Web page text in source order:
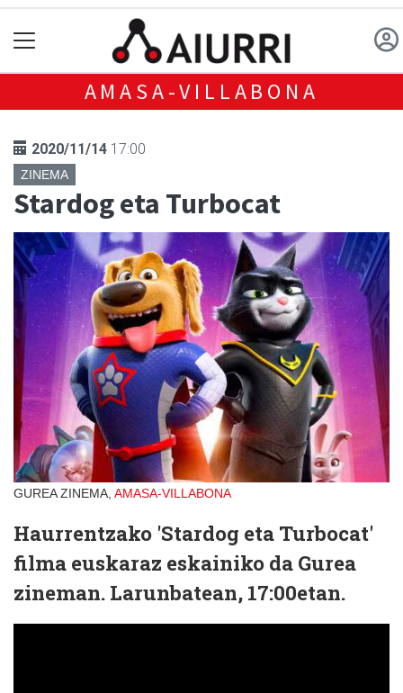
AMASA-VILLABONA
2020/11/14 17:00
ZINEMA
Stardog eta Turbocat
GUREA ZINEMA, AMASA-VILLABONA
Haurrentzako 'Stardog eta Turbocat'
filma euskaraz eskainiko da Gurea
zineman. Larunbatean, 17:00etan.